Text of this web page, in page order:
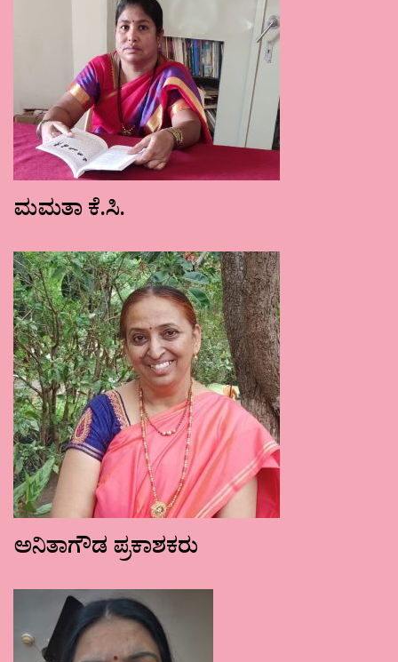
ಮಮತಾ ಕೆ.ಸಿ.
ಅನಿತಾಗೌಡ ಪ್ರಕಾಶಕರು